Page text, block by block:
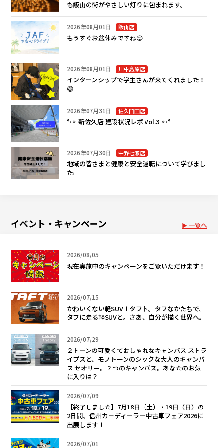
も飯山の街がやさしい灯りに包まれます。
2026年08月01日 飯山店
もうすぐお盆休みですね😊
2026年08月01日 川中島原店
インターンシップで学生さんが来てくれました！
😄
2026年07月31日 佐久臼田店
°˖✧ 新佐久店 建設状況レポ Vol.3 ✧˖°
2026年07月30日 中野七瀬店
地域の皆さまと健康と安全運転について学びまし
た❕
イベント・キャンペーン 一覧へ
2026/08/05
現在実施中のキャンペーンをご覧いただけます！
2026/07/15
かわいくない軽SUV！タフト。タフなかたちで、
タフに走る軽SUVと。さあ、自分が描く世界へ。
2026/07/29
２トーンの可愛くておしゃれなキャンバス ストラ
イプスと、モノトーンのシックな大人のキャンバ
ス セオリー。２つのキャンバス。あなたのお気
に入りは？
2026/07/09
【終了しました】7月18日（土）・19日（日）の
2日間、信州カーディーラー中古車フェア2026に
出展します！
2026/07/01